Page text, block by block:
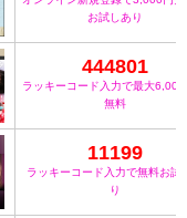
お試しあり
444801
ラッキーコード入力で最大6,000
無料
11199
ラッキーコード入力で無料お試
り